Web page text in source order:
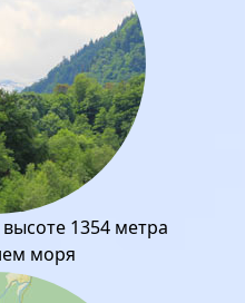
1354 метра
моря